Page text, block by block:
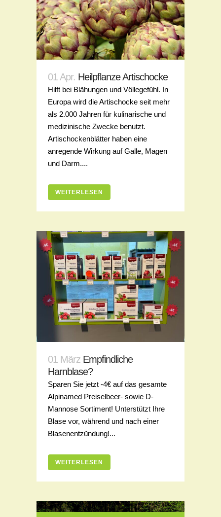
01 Apr. Heilpflanze Artischocke
Hilft bei Blähungen und Völlegefühl. In
Europa wird die Artischocke seit mehr
als 2.000 Jahren für kulinarische und
medizinische Zwecke benutzt.
Artischockenblätter haben eine
anregende Wirkung auf Galle, Magen
und Darm....
WEITERLESEN
01 März Empfindliche
Harnblase?
Sparen Sie jetzt -4€ auf das gesamte
Alpinamed Preiselbeer- sowie D-
Mannose Sortiment! Unterstützt Ihre
Blase vor, während und nach einer
Blasenentzündung!...
WEITERLESEN